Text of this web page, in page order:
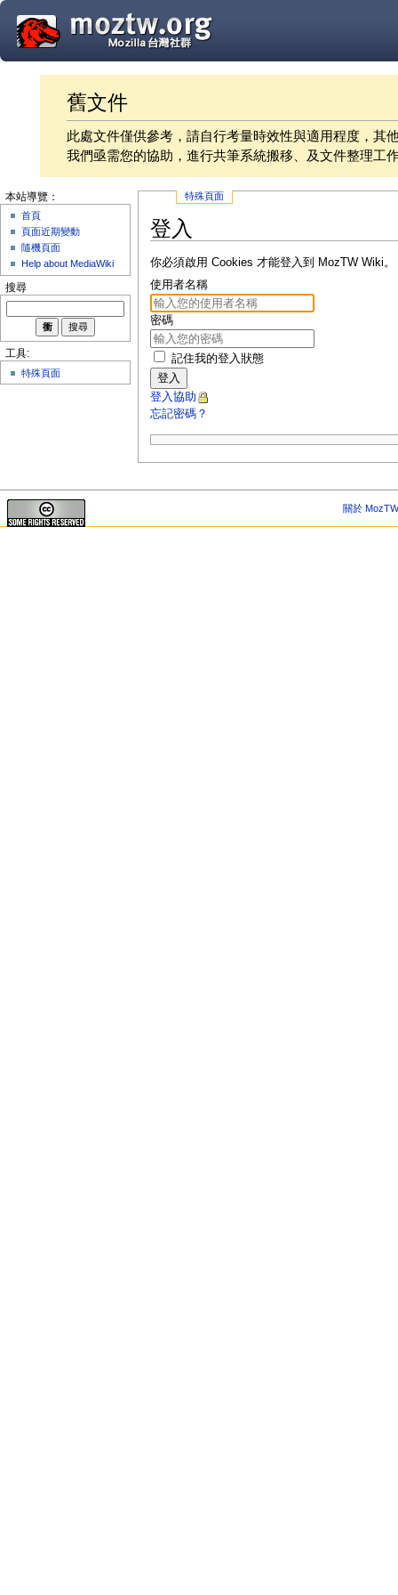
舊文件
此處文件僅供參考，請自行考量時效性與適用程度，其
我們亟需您的協助，進行共筆系統搬移、及文件整理工
特殊頁面
登入
你必須啟用 Cookies 才能登入到 MozTW Wiki。
使用者名稱
密碼
記住我的登入狀態
登入
登入協助
忘記密碼？
本站導覽：
首頁
頁面近期變動
隨機頁面
Help about MediaWiki
搜尋
工具:
特殊頁面
關於